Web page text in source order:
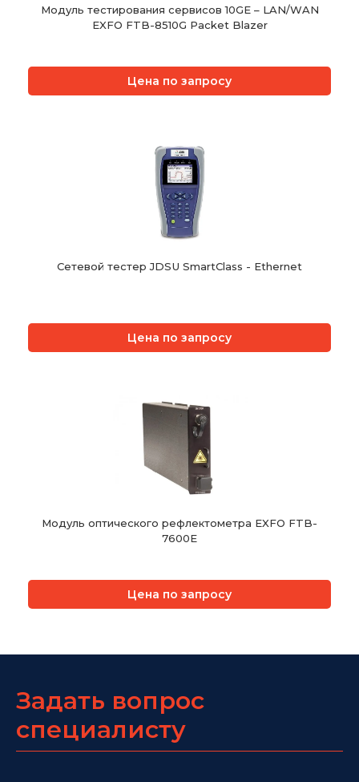
Модуль тестирования сервисов 10GE – LAN/WAN
EXFO FTB-8510G Packet Blazer
Цена по запросу
Сетевой тестер JDSU SmartClass - Ethernet
Цена по запросу
Модуль оптического рефлектометра EXFO FTB-
7600E
Цена по запросу
Задать вопрос
специалисту